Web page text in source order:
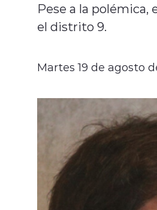
Pese a la polémica,
el distrito 9.
Martes 19 de agosto